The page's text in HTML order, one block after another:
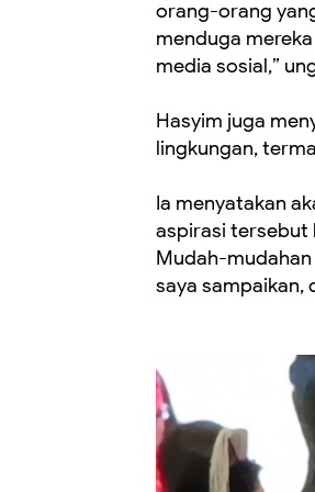
orang-orang
menduga
media sosial,”
Hasyim juga
lingkungan,
Ia menyatakan
aspirasi tersebut
Mudah-
saya sampaikan,